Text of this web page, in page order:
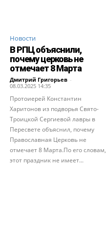
Новости
В РПЦ объяснили,
почему церковь не
отмечает 8 Марта
Дмитрий Григорьев -
08.03.2025 14:35
Протоиерей Константин
Харитонов из подворья Свято-
Троицкой Сергиевой лавры в
Пересвете объяснил, почему
Православная Церковь не
отмечает 8 Марта.По его словам,
этот праздник не имеет...